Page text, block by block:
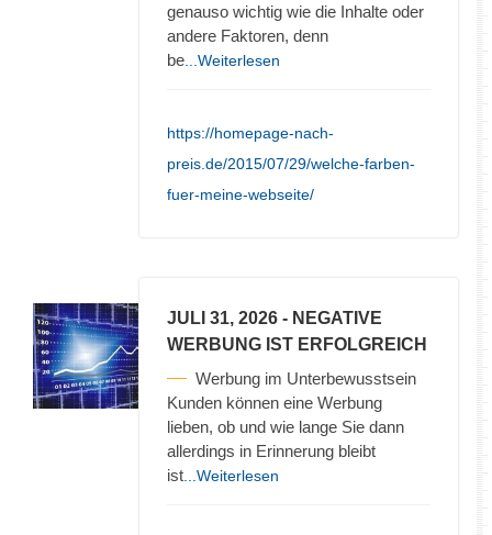
genauso wichtig wie die Inhalte oder
andere Faktoren, denn
be ...Weiterlesen
https://homepage-nach-
preis.de/2015/07/29/welche-farben-
fuer-meine-webseite/
JULI 31, 2026 - NEGATIVE
WERBUNG IST ERFOLGREICH
Werbung im Unterbewusstsein
Kunden können eine Werbung
lieben, ob und wie lange Sie dann
allerdings in Erinnerung bleibt
ist ...Weiterlesen